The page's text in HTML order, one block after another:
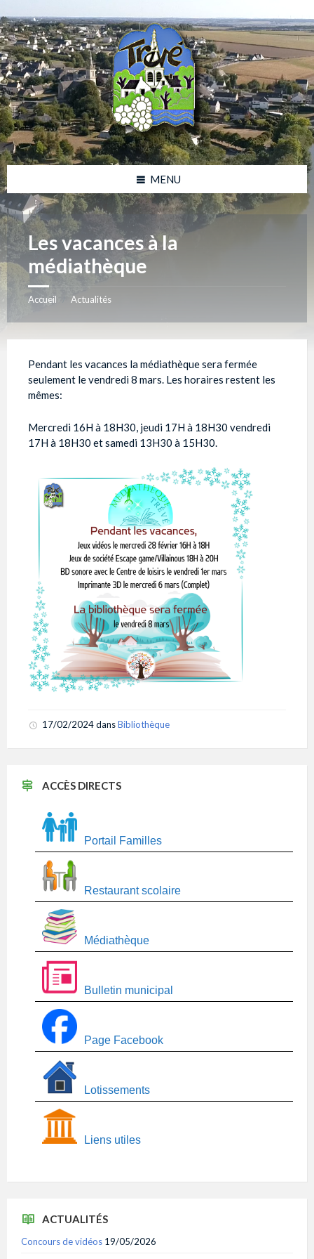
to
content
to
left
sidebar
to
right
sidebar
to
footer
MENU
Les vacances à la
médiathèque
Accueil Actualités
Pendant les vacances la médiathèque sera fermée
seulement le vendredi 8 mars. Les horaires restent les
mêmes:
Mercredi 16H à 18H30, jeudi 17H à 18H30 vendredi
17H à 18H30 et samedi 13H30 à 15H30.
17/02/2024dansBibliothèque
ACCÈS DIRECTS
Portail Familles
Restaurant scolaire
Médiathèque
Bulletin municipal
Page Facebook
Lotissements
Liens utiles
ACTUALITÉS
Concours de vidéos 19/05/2026